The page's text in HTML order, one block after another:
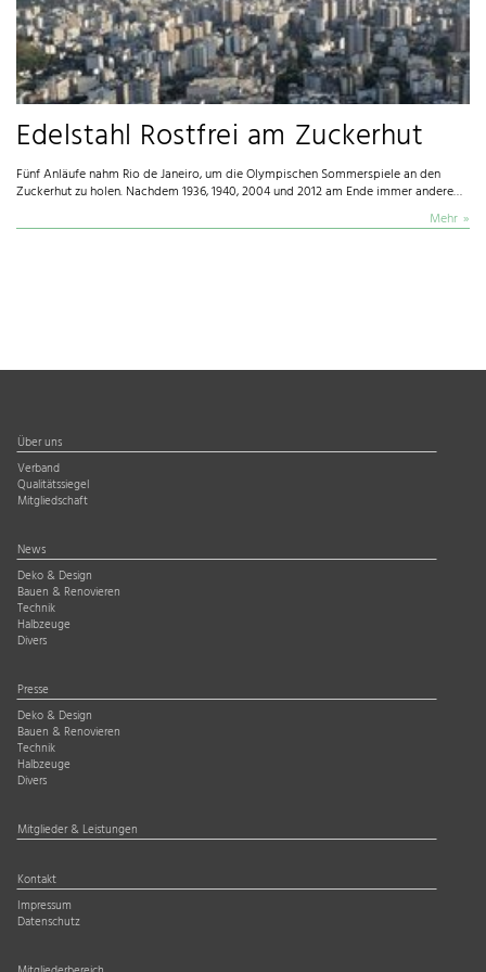
Edelstahl Rostfrei am Zuckerhut
Fünf Anläufe nahm Rio de Janeiro, um die Olympischen Sommerspiele an den
Zuckerhut zu holen. Nachdem 1936, 1940, 2004 und 2012 am Ende immer andere…
Mehr
Über uns
Verband
Qualitätssiegel
Mitgliedschaft
News
Deko & Design
Bauen & Renovieren
Technik
Halbzeuge
Divers
Presse
Deko & Design
Bauen & Renovieren
Technik
Halbzeuge
Divers
Mitglieder & Leistungen
Kontakt
Impressum
Datenschutz